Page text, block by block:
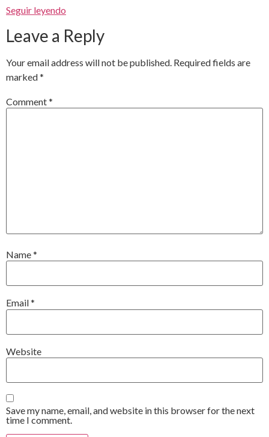
Seguir leyendo
Leave a Reply
Your email address will not be published. Required fields are
marked*
Comment*
Name*
Email*
Website
Save my name, email, and website in this browser for the next
time I comment.